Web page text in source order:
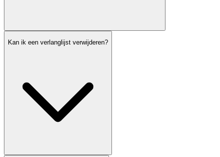
Kan ik een verlanglijst verwijderen?